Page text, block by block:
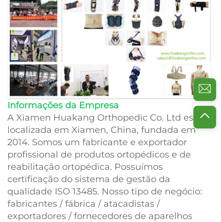
Informações da Empresa
A Xiamen Huakang Orthopedic Co. Ltd está
localizada em Xiamen, China, fundada em
2014. Somos um fabricante e exportador
profissional de produtos ortopédicos e de
reabilitação ortopédica. Possuímos
certificação do sistema de gestão da
qualidade ISO 13485. Nosso tipo de negócio:
fabricantes / fábrica / atacadistas /
exportadores / fornecedores de aparelhos